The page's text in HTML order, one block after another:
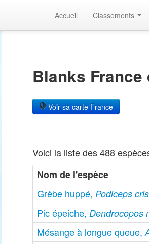
Accueil Classements
Blanks
Voir sa carte France
Voici la liste des 488
Nom de l'espèce
Grèbe huppé,Podiceps
Pic épeiche,Dendrocopos
Mésange à longue queue,